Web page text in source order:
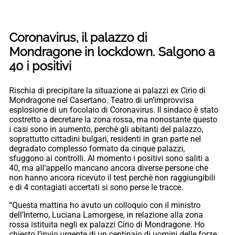
Coronavirus, il palazzo di
Mondragone in lockdown. Salgono a
40 i positivi
Rischia di precipitare la situazione ai palazzi ex Cirio di
Mondragone nel Casertano. Teatro di un’improvvisa
esplosione di un focolaio di Coronavirus. Il sindaco è stato
costretto a decretare la zona rossa, ma nonostante questo
i casi sono in aumento, perchè gli abitanti del palazzo,
soprattutto cittadini bulgari, residenti in gran parte nel
degradato complesso formato da cinque palazzi,
sfuggono ai controlli. Al momento i positivi sono saliti a
40, ma all’appello mancano ancora diverse persone che
non hanno ancora ricevuto il test perchè non raggiungibili
e di 4 contagiati accertati si sono perse le tracce.
“Questa mattina ho avuto un colloquio con il ministro
dell’Interno, Luciana Lamorgese, in relazione alla zona
rossa istituita negli ex palazzi Cirio di Mondragone. Ho